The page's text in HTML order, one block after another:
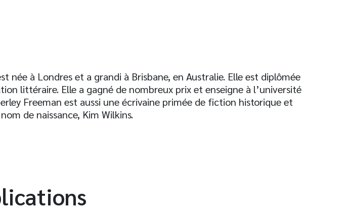
née à Londres et a grandi à Brisbane, en Australie. Elle est diplômée
littéraire. Elle a gagné de nombreux prix et enseigne à l’université
Freeman est aussi une écrivaine primée de fiction historique et
de naissance, Kim Wilkins.